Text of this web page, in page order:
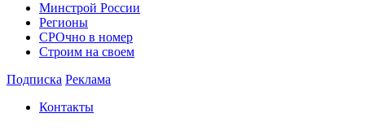
Минстрой России
Регионы
СРОчно в номер
Строим на своем
Подписка Реклама
Контакты